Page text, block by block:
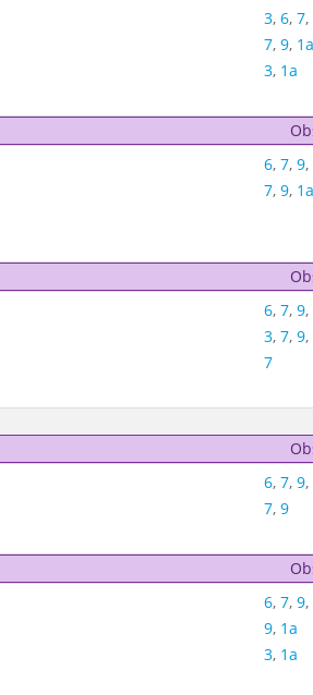
3, 6, 7,
7, 9, 1a
3, 1a
6, 7, 9,
7, 9, 1a
6, 7, 9,
3, 7, 9,
7
6, 7, 9,
7, 9
6, 7, 9,
9, 1a
3, 1a